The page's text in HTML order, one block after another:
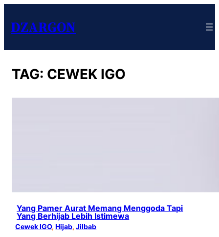
DZARGON
TAG: CEWEK IGO
Yang Pamer Aurat Memang Menggoda Tapi
Yang Berhijab Lebih Istimewa
Cewek IGO, Hijab, Jilbab